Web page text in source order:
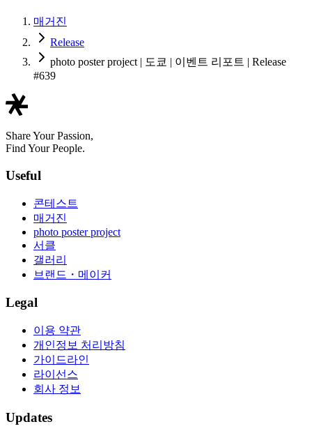
매거진
Release
photo poster project | 도쿄 | 이벤트 리포트 | Release
#639
Share Your Passion,
Find Your People.
Useful
콘테스트
매거진
photo poster project
서클
갤러리
브랜드・메이커
Legal
이용 약관
개인정보 처리방침
가이드라인
라이선스
회사 정보
Updates